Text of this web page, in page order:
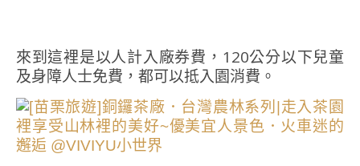
來到這裡是以人計入廠券費，120公分以下兒童
及身障人士免費，都可以抵入園消費。